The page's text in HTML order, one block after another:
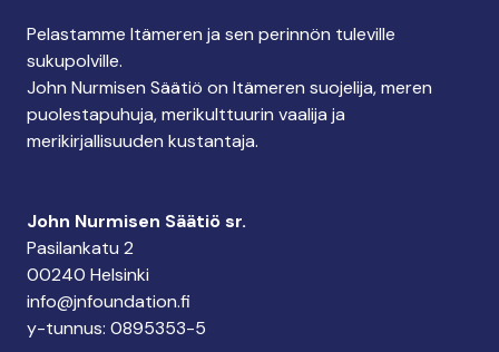
Pelastamme Itämeren ja sen perinnön tuleville
sukupolville.
John Nurmisen Säätiö on Itämeren suojelija, meren
puolestapuhuja, merikulttuurin vaalija ja
merikirjallisuuden kustantaja.
John Nurmisen Säätiö sr.
Pasilankatu 2
00240 Helsinki
info@jnfoundation.fi
y-tunnus: 0895353-5